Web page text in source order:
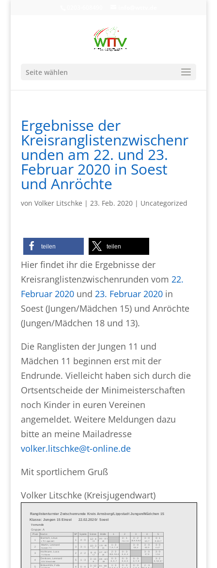
Seite wählen
Ergebnisse der
Kreisranglistenzwischenr
unden am 22. und 23.
Februar 2020 in Soest
und Anröchte
von Volker Litschke | 23. Feb. 2020| Uncategorized
teilen teilen
Hier findet ihr die Ergebnisse der
Kreisranglistenzwischenrunden vom 22.
Februar 2020und 23. Februar 2020in
Soest (Jungen/Mädchen 15) und Anröchte
(Jungen/Mädchen 18 und 13).
Die Ranglisten der Jungen 11 und
Mädchen 11 beginnen erst mit der
Endrunde. Vielleicht haben sich durch die
Ortsentscheide der Minimeisterschaften
noch Kinder in euren Vereinen
angemeldet. Weitere Meldungen dazu
bitte an meine Mailadresse
volker.litschke@t-online.de
Mit sportlichem Gruß
Volker Litschke (Kreisjugendwart)